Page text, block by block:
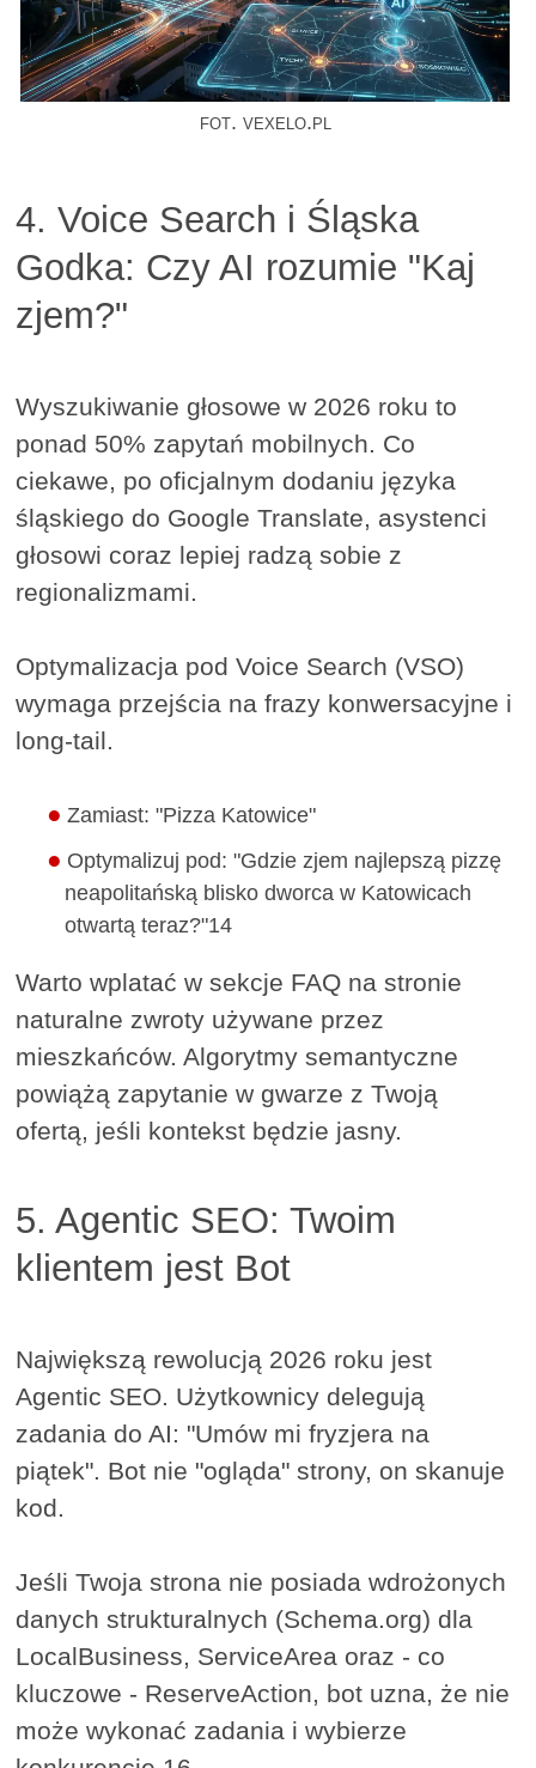
fot. vexelo.pl
4. Voice Search i Śląska
Godka: Czy AI rozumie "Kaj
zjem?"
Wyszukiwanie głosowe w 2026 roku to
ponad 50% zapytań mobilnych. Co
ciekawe, po oficjalnym dodaniu języka
śląskiego do Google Translate, asystenci
głosowi coraz lepiej radzą sobie z
regionalizmami.
Optymalizacja pod Voice Search (VSO)
wymaga przejścia na frazy konwersacyjne i
long-tail.
Zamiast: "Pizza Katowice"
Optymalizuj pod: "Gdzie zjem najlepszą pizzę
neapolitańską blisko dworca w Katowicach
otwartą teraz?"14
Warto wplatać w sekcje FAQ na stronie
naturalne zwroty używane przez
mieszkańców. Algorytmy semantyczne
powiążą zapytanie w gwarze z Twoją
ofertą, jeśli kontekst będzie jasny.
5. Agentic SEO: Twoim
klientem jest Bot
Największą rewolucją 2026 roku jest
Agentic SEO. Użytkownicy delegują
zadania do AI: "Umów mi fryzjera na
piątek". Bot nie "ogląda" strony, on skanuje
kod.
Jeśli Twoja strona nie posiada wdrożonych
danych strukturalnych (Schema.org) dla
LocalBusiness, ServiceArea oraz - co
kluczowe - ReserveAction, bot uzna, że nie
może wykonać zadania i wybierze